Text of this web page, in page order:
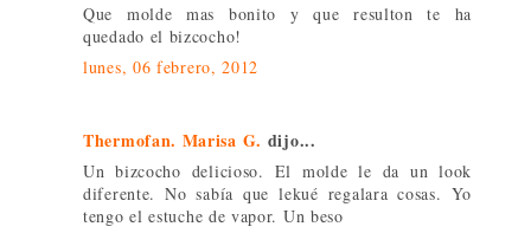
Que molde mas bonito y que resulton te ha
quedado el bizcocho!
lunes, 06 febrero, 2012
Thermofan. Marisa G. dijo...
Un bizcocho delicioso. El molde le da un look
diferente. No sabía que lekué regalara cosas. Yo
tengo el estuche de vapor. Un beso